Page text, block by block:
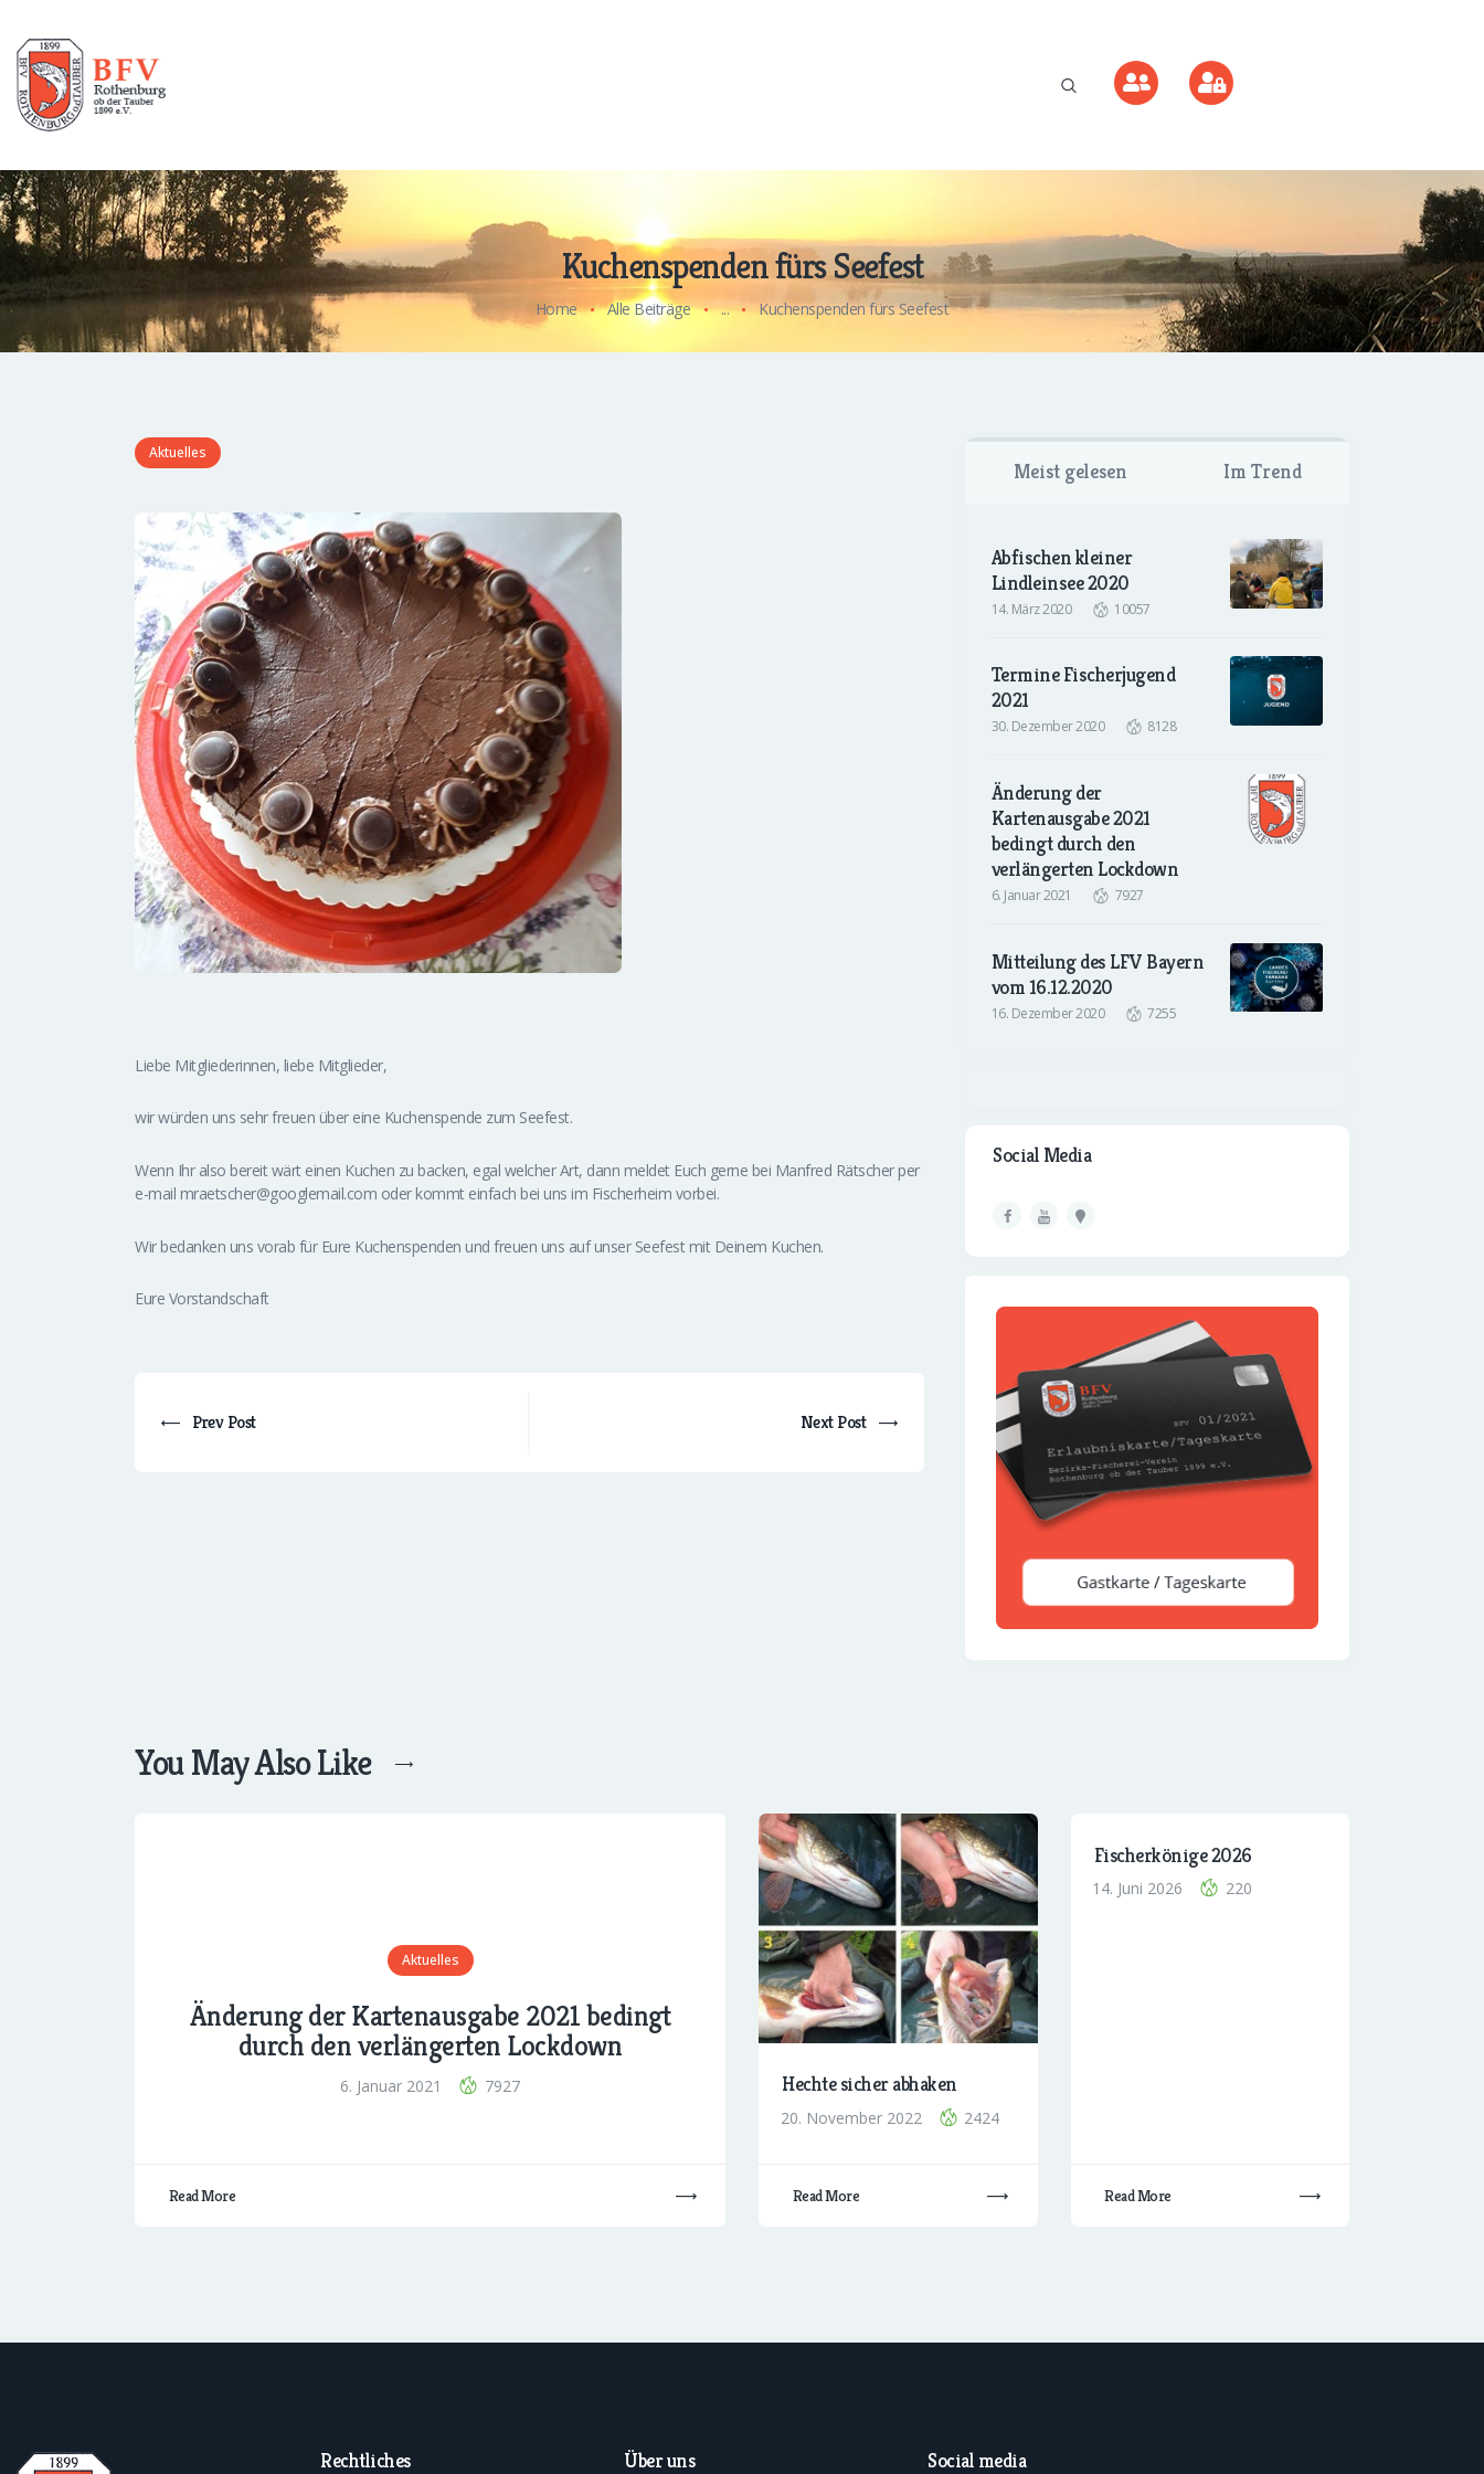
Kuchenspenden fürs Seefest
Home Alle Beiträge ... Kuchenspenden fürs Seefest
Aktuelles
Liebe Mitgliederinnen, liebe Mitglieder,
wir würden uns sehr freuen über eine Kuchenspende zum Seefest.
Wenn Ihr also bereit wärt einen Kuchen zu backen, egal welcher Art, dann meldet Euch gerne bei Manfred Rätscher per
e-mail mraetscher@googlemail.com oder kommt einfach bei uns im Fischerheim vorbei.
Wir bedanken uns vorab für Eure Kuchenspenden und freuen uns auf unser Seefest mit Deinem Kuchen.
Eure Vorstandschaft
Prev Post Next Post
Meist gelesen Im Trend
Abfischen kleiner
Lindleinsee 2020
14. März 2020 10057
Termine Fischerjugend
2021
30. Dezember 2020 8128
Änderung der
Kartenausgabe 2021
bedingt durch den
verlängerten Lockdown
6. Januar 2021 7927
Mitteilung des LFV Bayern
vom 16.12.2020
16. Dezember 2020 7255
Social Media
You May Also Like
Aktuelles
Änderung der Kartenausgabe 2021 bedingt
durch den verlängerten Lockdown
6. Januar 2021 7927
Read More
Hechte sicher abhaken
20. November 2022 2424
Read More
Fischerkönige 2026
14. Juni 2026 220
Read More
Rechtliches Über uns Social media